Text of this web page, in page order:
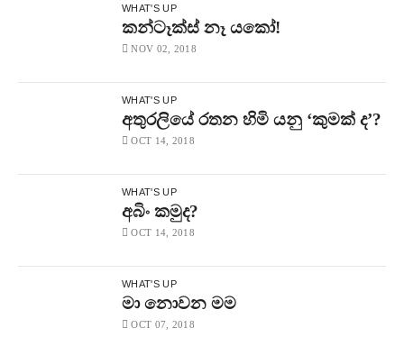
WHAT'S UP
කන්ටෑක්ස් නෑ යකෝ!
NOV 02, 2018
WHAT'S UP
අතුරලියේ රතන හිමි යනු ‘කුමක් ද’?
OCT 14, 2018
WHAT'S UP
අබිං කමුද?
OCT 14, 2018
WHAT'S UP
මා නොවන මම
OCT 07, 2018